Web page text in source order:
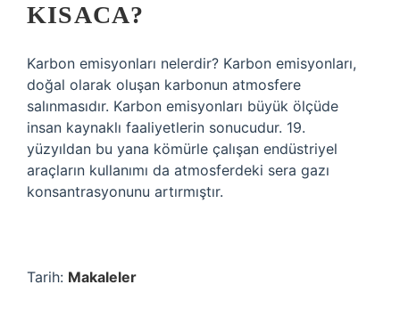
KISACA?
Karbon emisyonları nelerdir? Karbon emisyonları,
doğal olarak oluşan karbonun atmosfere
salınmasıdır. Karbon emisyonları büyük ölçüde
insan kaynaklı faaliyetlerin sonucudur. 19.
yüzyıldan bu yana kömürle çalışan endüstriyel
araçların kullanımı da atmosferdeki sera gazı
konsantrasyonunu artırmıştır.
Tarih: Makaleler